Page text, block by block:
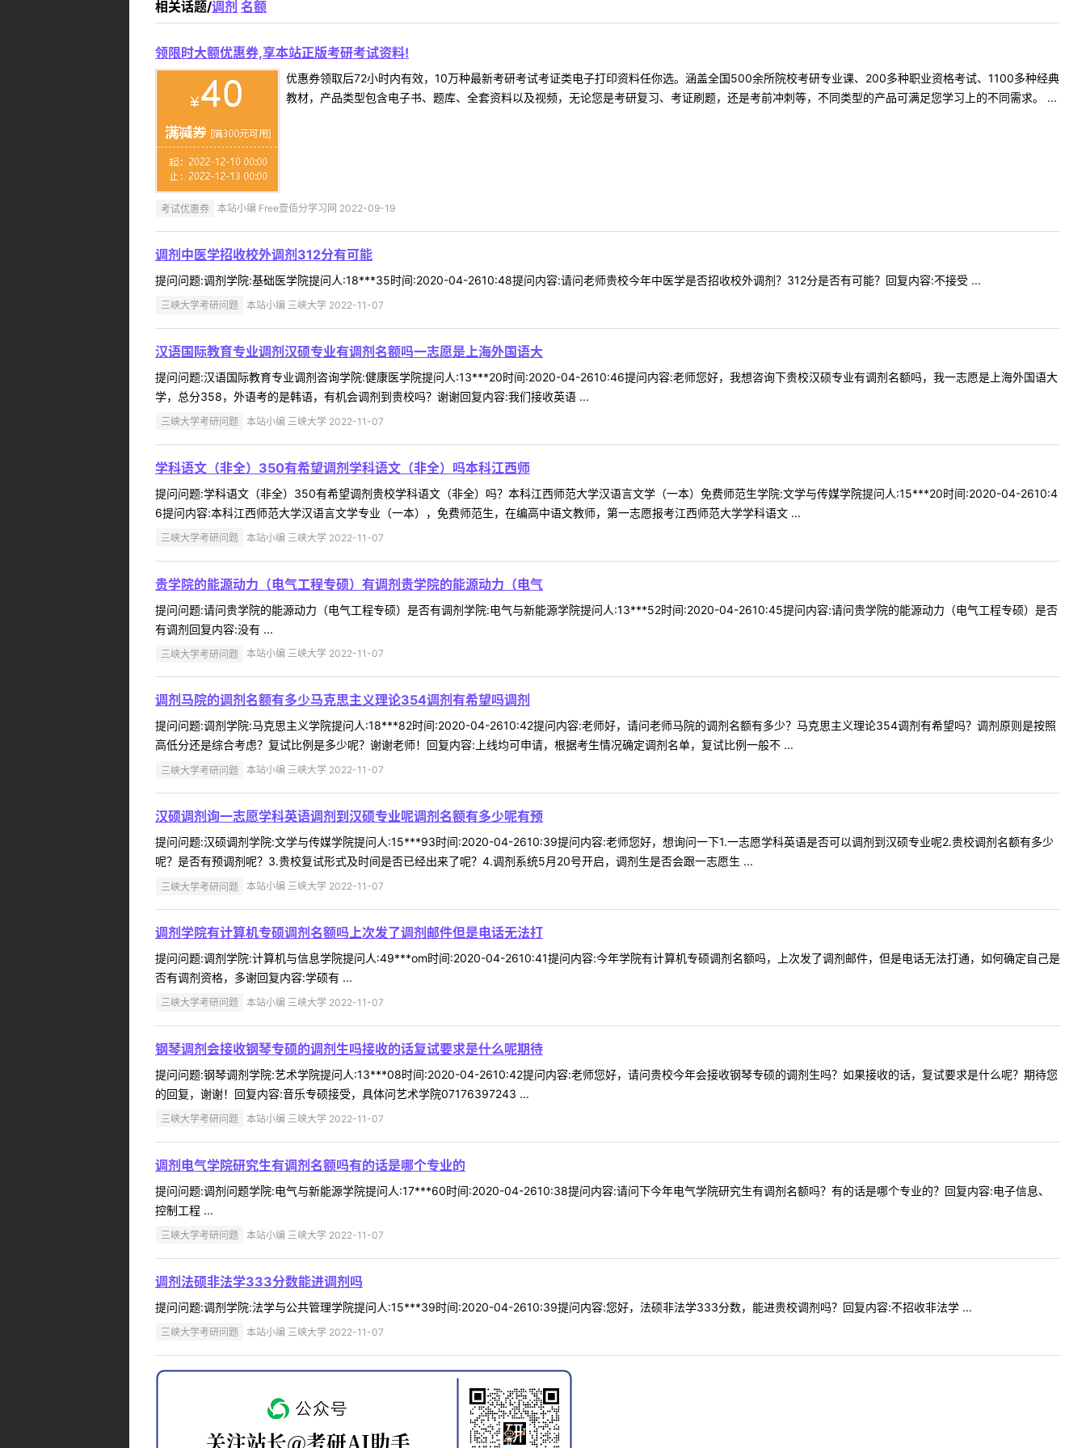
相关话题/调剂 名额
领限时大额优惠券,享本站正版考研考试资料!
优惠券领取后72小时内有效，10万种最新考研考试考证类电子打印资料任你选。涵盖全国500余所院校考研专业课、200多种职业资格考试、1100多种经典
教材，产品类型包含电子书、题库、全套资料以及视频，无论您是考研复习、考证刷题，还是考前冲刺等，不同类型的产品可满足您学习上的不同需求。 ...
考试优惠券 本站小编 Free壹佰分学习网 2022-09-19
调剂中医学招收校外调剂312分有可能
提问问题:调剂学院:基础医学院提问人:18***35时间:2020-04-2610:48提问内容:请问老师贵校今年中医学是否招收校外调剂？312分是否有可能？回复内容:不接受 ...
三峡大学考研问题 本站小编 三峡大学 2022-11-07
汉语国际教育专业调剂汉硕专业有调剂名额吗一志愿是上海外国语大
提问问题:汉语国际教育专业调剂咨询学院:健康医学院提问人:13***20时间:2020-04-2610:46提问内容:老师您好，我想咨询下贵校汉硕专业有调剂名额吗，我一志愿是上海外国语大
学，总分358，外语考的是韩语，有机会调剂到贵校吗？谢谢回复内容:我们接收英语 ...
三峡大学考研问题 本站小编 三峡大学 2022-11-07
学科语文（非全）350有希望调剂学科语文（非全）吗本科江西师
提问问题:学科语文（非全）350有希望调剂贵校学科语文（非全）吗？本科江西师范大学汉语言文学（一本）免费师范生学院:文学与传媒学院提问人:15***20时间:2020-04-2610:4
6提问内容:本科江西师范大学汉语言文学专业（一本），免费师范生，在编高中语文教师，第一志愿报考江西师范大学学科语文 ...
三峡大学考研问题 本站小编 三峡大学 2022-11-07
贵学院的能源动力（电气工程专硕）有调剂贵学院的能源动力（电气
提问问题:请问贵学院的能源动力（电气工程专硕）是否有调剂学院:电气与新能源学院提问人:13***52时间:2020-04-2610:45提问内容:请问贵学院的能源动力（电气工程专硕）是否
有调剂回复内容:没有 ...
三峡大学考研问题 本站小编 三峡大学 2022-11-07
调剂马院的调剂名额有多少马克思主义理论354调剂有希望吗调剂
提问问题:调剂学院:马克思主义学院提问人:18***82时间:2020-04-2610:42提问内容:老师好，请问老师马院的调剂名额有多少？马克思主义理论354调剂有希望吗？调剂原则是按照
高低分还是综合考虑？复试比例是多少呢？谢谢老师！回复内容:上线均可申请，根据考生情况确定调剂名单，复试比例一般不 ...
三峡大学考研问题 本站小编 三峡大学 2022-11-07
汉硕调剂询一志愿学科英语调剂到汉硕专业呢调剂名额有多少呢有预
提问问题:汉硕调剂学院:文学与传媒学院提问人:15***93时间:2020-04-2610:39提问内容:老师您好，想询问一下1.一志愿学科英语是否可以调剂到汉硕专业呢2.贵校调剂名额有多少
呢？是否有预调剂呢？3.贵校复试形式及时间是否已经出来了呢？4.调剂系统5月20号开启，调剂生是否会跟一志愿生 ...
三峡大学考研问题 本站小编 三峡大学 2022-11-07
调剂学院有计算机专硕调剂名额吗上次发了调剂邮件但是电话无法打
提问问题:调剂学院:计算机与信息学院提问人:49***om时间:2020-04-2610:41提问内容:今年学院有计算机专硕调剂名额吗，上次发了调剂邮件，但是电话无法打通，如何确定自己是
否有调剂资格，多谢回复内容:学硕有 ...
三峡大学考研问题 本站小编 三峡大学 2022-11-07
钢琴调剂会接收钢琴专硕的调剂生吗接收的话复试要求是什么呢期待
提问问题:钢琴调剂学院:艺术学院提问人:13***08时间:2020-04-2610:42提问内容:老师您好，请问贵校今年会接收钢琴专硕的调剂生吗？如果接收的话，复试要求是什么呢？期待您
的回复，谢谢！回复内容:音乐专硕接受，具体问艺术学院07176397243 ...
三峡大学考研问题 本站小编 三峡大学 2022-11-07
调剂电气学院研究生有调剂名额吗有的话是哪个专业的
提问问题:调剂问题学院:电气与新能源学院提问人:17***60时间:2020-04-2610:38提问内容:请问下今年电气学院研究生有调剂名额吗？有的话是哪个专业的？回复内容:电子信息、
控制工程 ...
三峡大学考研问题 本站小编 三峡大学 2022-11-07
调剂法硕非法学333分数能进调剂吗
提问问题:调剂学院:法学与公共管理学院提问人:15***39时间:2020-04-2610:39提问内容:您好，法硕非法学333分数，能进贵校调剂吗？回复内容:不招收非法学 ...
三峡大学考研问题 本站小编 三峡大学 2022-11-07